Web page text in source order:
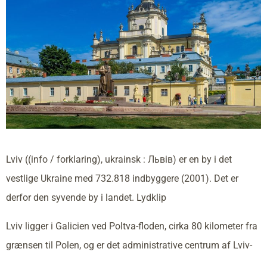
Lviv ((info / forklaring), ukrainsk : Львів) er en by i det
vestlige Ukraine med 732.818 indbyggere (2001). Det er
derfor den syvende by i landet. Lydklip
Lviv ligger i Galicien ved Poltva-floden, cirka 80 kilometer fra
grænsen til Polen, og er det administrative centrum af Lviv-